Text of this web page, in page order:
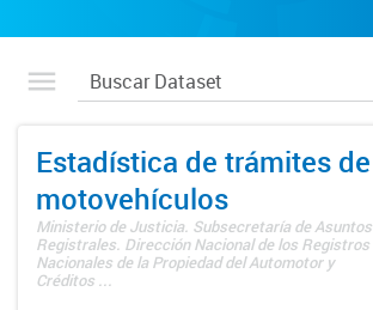
Estadística de trámites de
motovehículos
Ministerio de Justicia. Subsecretaría de Asuntos
Registrales. Dirección Nacional de los Registros
Nacionales de la Propiedad del Automotor y
Créditos ...